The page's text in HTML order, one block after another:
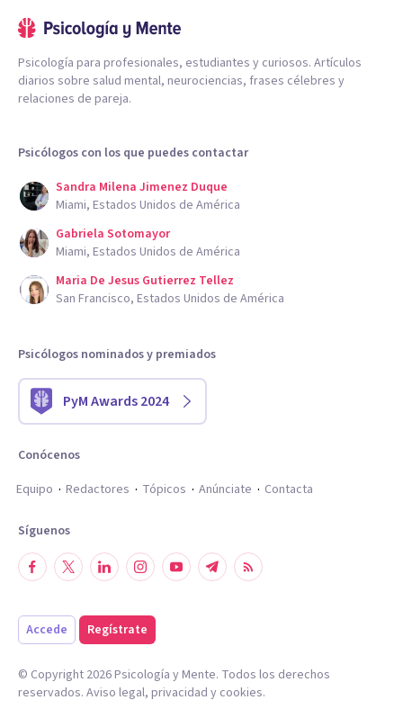
Psicología para profesionales, estudiantes y curiosos. Artículos
diarios sobre salud mental, neurociencias, frases célebres y
relaciones de pareja.
Psicólogos con los que puedes contactar
Sandra Milena Jimenez Duque
Miami, Estados Unidos de América
Gabriela Sotomayor
Miami, Estados Unidos de América
Maria De Jesus Gutierrez Tellez
San Francisco, Estados Unidos de América
Psicólogos nominados y premiados
PyM Awards 2024
Conócenos
Equipo
Redactores Tópicos Anúnciate Contacta
Síguenos
Accede Regístrate
© Copyright 2026Psicología y Mente. Todos los derechos
reservados. Aviso legal, privacidad y cookies.